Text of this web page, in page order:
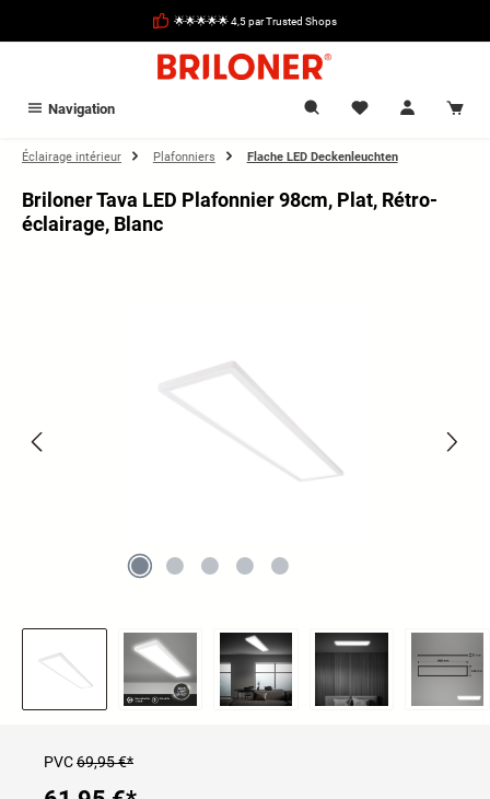
🌟🌟🌟🌟🌟 4,5 par Trusted Shops
Navigation
Éclairage intérieur Plafonniers Flache LED Deckenleuchten
Briloner Tava LED Plafonnier 98cm, Plat, Rétro-
éclairage, Blanc
PVC69,95 €*